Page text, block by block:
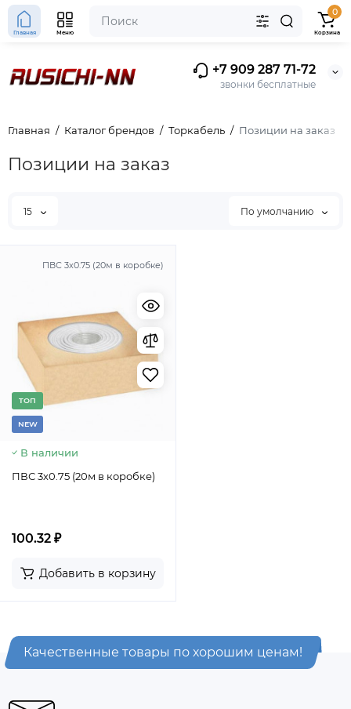
+7 909 287 71-72
звонки бесплатные
Главная Меню
0
Корзина
Главная Каталог брендов Торкабель Позиции на заказ
Позиции на заказ
15 По умолчанию
ПВС 3х0.75 (20м в коробке)
TОП
NEW
В наличии
ПВС 3х0.75 (20м в коробке)
100.32 ₽
Добавить в корзину
Качественные товары по хорошим ценам!